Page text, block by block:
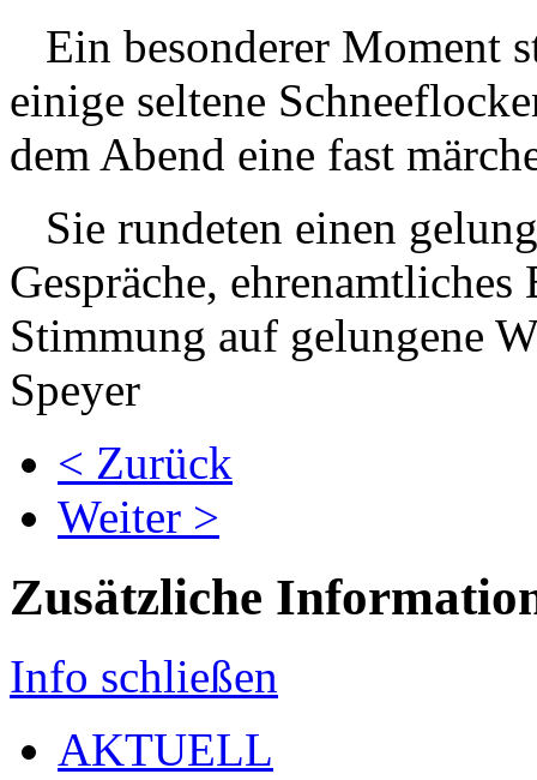
Ein besonderer Moment
einige seltene
dem Abend eine fast
Sie rundeten einen
Gespräche,
Stimmung auf gelungene
Speyer
< Zurück
Weiter >
Zusätzliche
Info schließen
AKTUELL